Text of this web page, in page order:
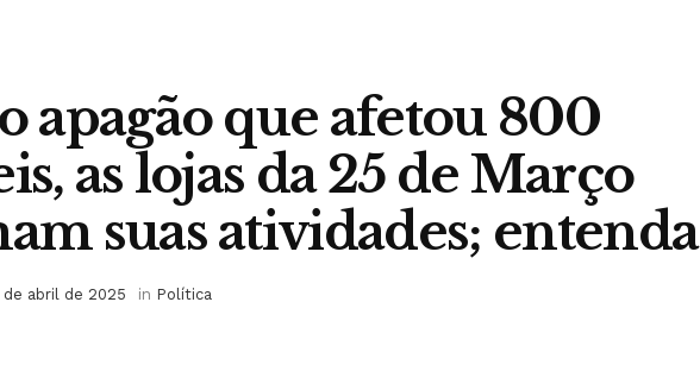
apagão que afetou 800
as lojas da 25 de Março
suas atividades; entenda
de abril de 2025 in Política